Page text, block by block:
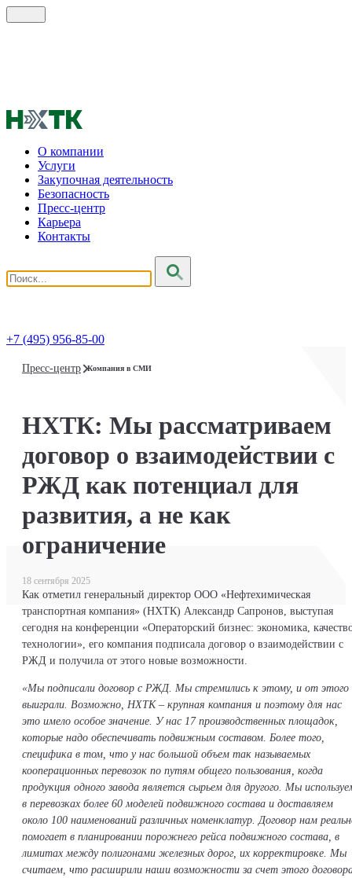
О компании
Услуги
Закупочная деятельность
Безопасность
Пресс-центр
Карьера
Контакты
+7 (495) 956-85-00
Пресс-центр Компания в СМИ
НХТК: Мы рассматриваем
договор о взаимодействии с
РЖД как потенциал для
развития, а не как
ограничение
18 сентября 2025
Как отметил генеральный директор ООО «Нефтехимическая
транспортная компания» (НХТК) Александр Сапронов, выступая
сегодня на конференции «Операторский бизнес: экономика,
технологии», его компания подписала договор о взаимодействии с
РЖД и получила от этого новые возможности.
«Мы подписали договор с РЖД. Мы стремились к этому, и от этого
выиграли. Возможно, НХТК – крупная компания и поэтому для нас
это имело особое значение. У нас 17 производственных площадок,
которые надо обеспечивать подвижным составом. Более того,
специфика в том, что у нас большой объем так называемых
кооперационных перевозок по путям общего пользования, когда
продукция одного завода является сырьем для другого. Мы
в перевозках более 60 моделей подвижного состава и доставляем
около 100 наименований различных номенклатур. Договор нам
помогает в планировании порожнего рейса подвижного состава, в
лимитах между полигонами железных дорог, их корректировке. Мы
считаем, что расширили наши возможности за счет этого